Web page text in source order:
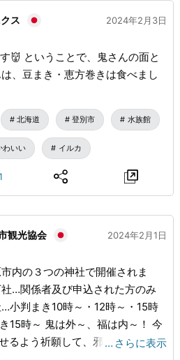
ス 2024年2月3日
👹 ということで、鬼さんの面と
、豆まき・恵方巻きは食べまし
北海道 登別市 水族館
わいい イルカ
観光協会 2024年2月1日
内の３つの神社で開催されま
…関係者及び申込された方のみ
小判まき10時～・12時～・15時
15時～ 鬼は外～、福は内～！ 今
るよう祈願して、邪鬼を祓う行事
… さらに表示